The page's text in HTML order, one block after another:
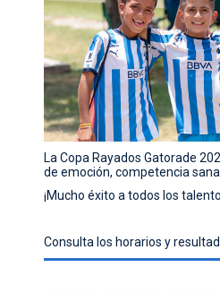
La Copa Rayados Gatorade
de emoción, competencia
¡Mucho éxito a todos los
Consulta los horarios y